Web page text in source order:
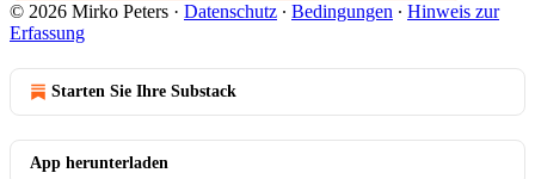
© 2026 Mirko Peters · Datenschutz ∙ Bedingungen ∙ Hinweis zur
Erfassung
Starten Sie Ihre Substack
App herunterladen